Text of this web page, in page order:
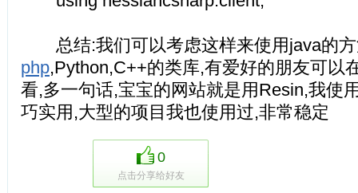
总结:我们可以考虑这样来使用java的方
php,Python,C++的类库,有爱好的朋友可以
看,多一句话,宝宝的网站就是用Resin,我使
巧实用,大型的项目我也使用过,非常稳定
0
点击分享给好友